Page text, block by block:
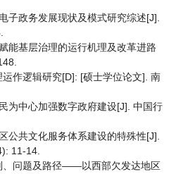
子政务发展现状及模式研究综述[J].
能基层治理的运行机理及改革进路
作逻辑研究[D]: [硕士学位论文]. 南
为中心加强数字政府建设[J]. 中国行
公共文化服务体系建设的特殊性[J].
11-14.
、问题及路径——以西部欠发达地区